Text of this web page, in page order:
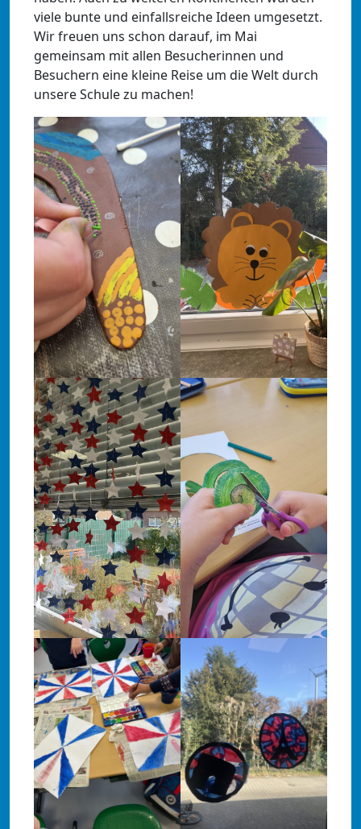
viele bunte und einfallsreiche Ideen umgesetzt.
Wir freuen uns schon darauf, im Mai
gemeinsam mit allen Besucherinnen und
Besuchern eine kleine Reise um die Welt durch
unsere Schule zu machen!